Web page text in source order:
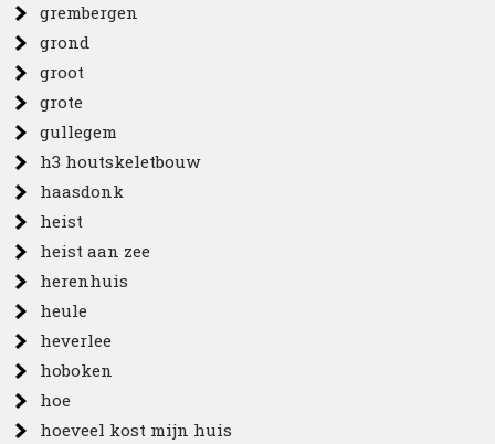
grembergen
grond
groot
grote
gullegem
h3 houtskeletbouw
haasdonk
heist
heist aan zee
herenhuis
heule
heverlee
hoboken
hoe
hoeveel kost mijn huis